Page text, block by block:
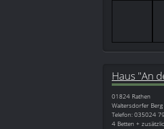
Haus "An
01824 Rathen
Waltersdorfer Berg
Telefon: 035024
4 Betten +